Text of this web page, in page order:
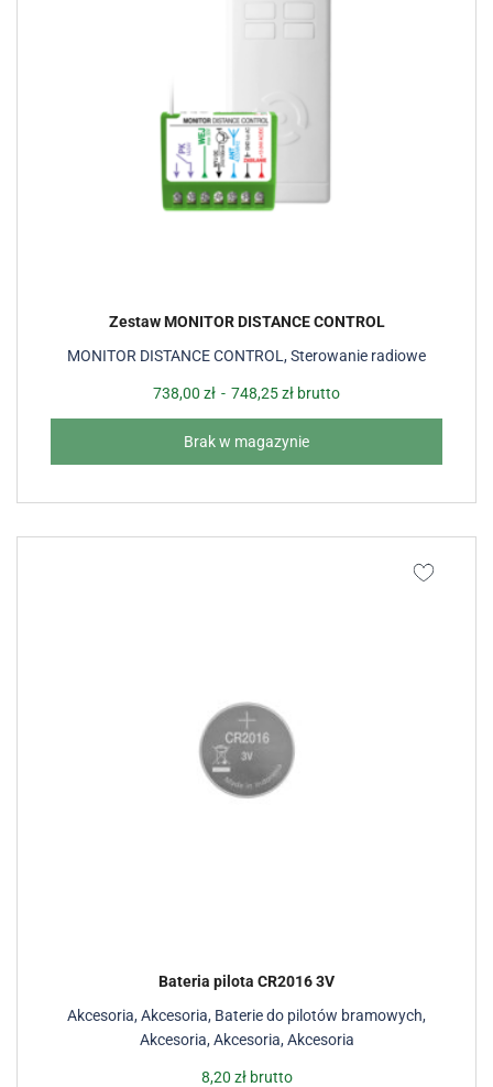
MONITOR DISTANCE CONTROL ,Sterowanie radiowe
Zestaw MONITOR DISTANCE CONTROL
738,00 zł - 748,25zł brutto
Brak w magazynie
Akcesoria,Akcesoria, Baterie do pilotów bramowych,
Akcesoria,Akcesoria,Akcesoria
Bateria pilota CR2016 3V
8,20 złbrutto